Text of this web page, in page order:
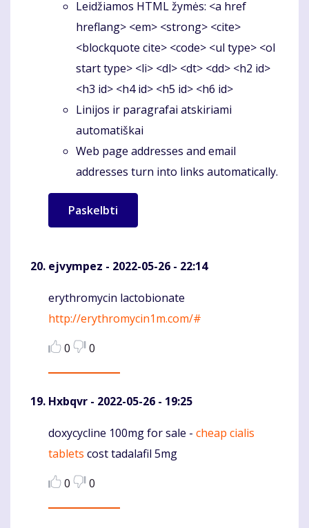
Leidžiamos HTML žymės: <a href
hreflang> <em> <strong> <cite>
<blockquote cite> <code> <ul type> <ol
start type> <li> <dl> <dt> <dd> <h2 id>
<h3 id> <h4 id> <h5 id> <h6 id>
Linijos ir paragrafai atskiriami
automatiškai
Web page addresses and email
addresses turn into links automatically.
ejvympez - 2022-05-26 - 22:14
Komentaras
erythromycin lactobionate
http://erythromycin1m.com/#
0
0
Hxbqvr - 2022-05-26 - 19:25
Komentaras
doxycycline 100mg for sale - cheap cialis
tablets cost tadalafil 5mg
0
0